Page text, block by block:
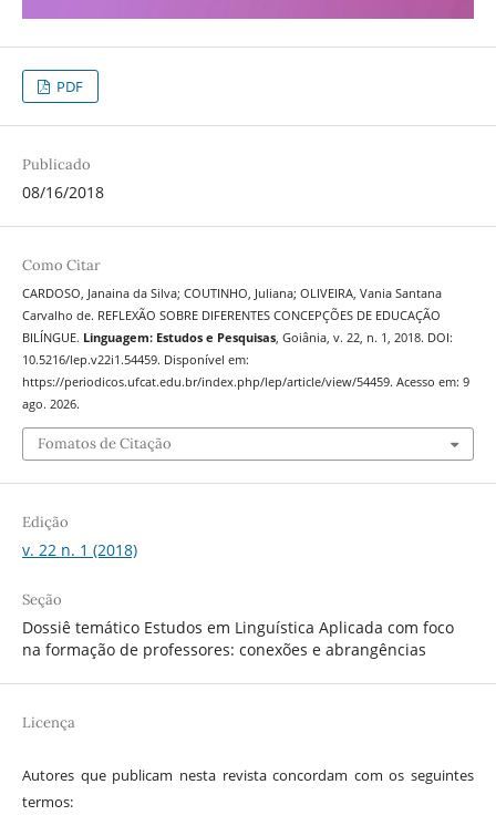
PDF
Publicado
08/16/2018
Como Citar
CARDOSO, Janaina da Silva; COUTINHO, Juliana; OLIVEIRA, Vania Santana
Carvalho de. REFLEXÃO SOBRE DIFERENTES CONCEPÇÕES DE EDUCAÇÃO
BILÍNGUE. Linguagem: Estudos e Pesquisas, Goiânia, v. 22, n. 1, 2018. DOI:
10.5216/lep.v22i1.54459. Disponível em:
https://periodicos.ufcat.edu.br/index.php/lep/article/view/54459. Acesso em: 9
ago. 2026.
Fomatos de Citação
Edição
v. 22 n. 1 (2018)
Seção
Dossiê temático Estudos em Linguística Aplicada com foco
na formação de professores: conexões e abrangências
Licença
Autores que publicam nesta revista concordam com os seguintes
termos: